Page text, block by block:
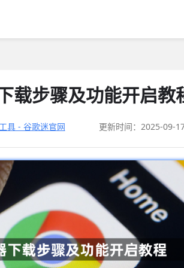
载步骤及功能开启教
具 - 谷歌迷官网 更新时间：2025-09-